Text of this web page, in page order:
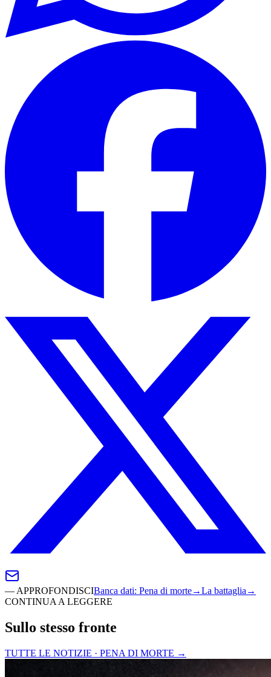
— APPROFONDISCIBanca dati: Pena di morte→La battaglia →
CONTINUA A LEGGERE
Sullo stesso fronte
TUTTE LE NOTIZIE · PENA DI MORTE →